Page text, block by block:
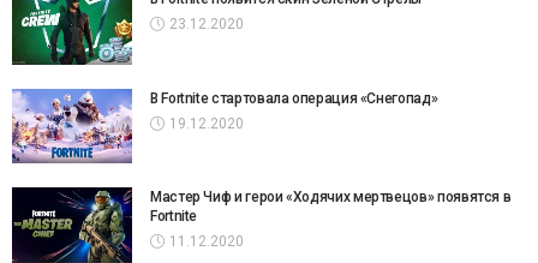
23.12.2020
В Fortnite стартовала операция «Снегопад»
19.12.2020
Мастер Чиф и герои «Ходячих мертвецов» появятся в
Fortnite
11.12.2020